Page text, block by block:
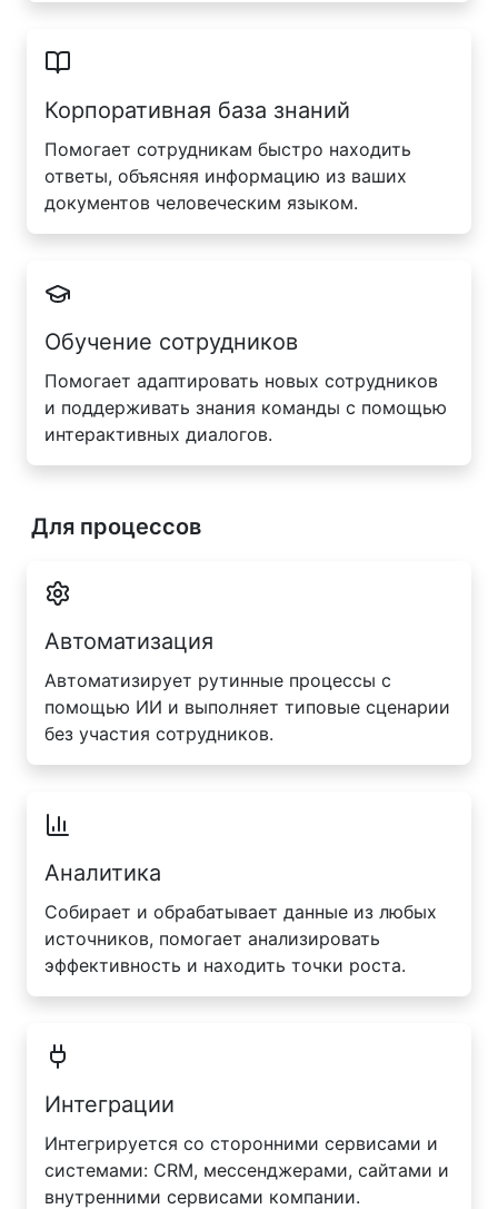
Корпоративная база знаний
Помогает сотрудникам быстро находить
ответы, объясняя информацию из ваших
документов человеческим языком.
Обучение сотрудников
Помогает адаптировать новых сотрудников
и поддерживать знания команды с помощью
интерактивных диалогов.
Для процессов
Автоматизация
Автоматизирует рутинные процессы с
помощью ИИ и выполняет типовые сценарии
без участия сотрудников.
Аналитика
Собирает и обрабатывает данные из любых
источников, помогает анализировать
эффективность и находить точки роста.
Интеграции
Интегрируется со сторонними сервисами и
системами: CRM, мессенджерами, сайтами и
внутренними сервисами компании.